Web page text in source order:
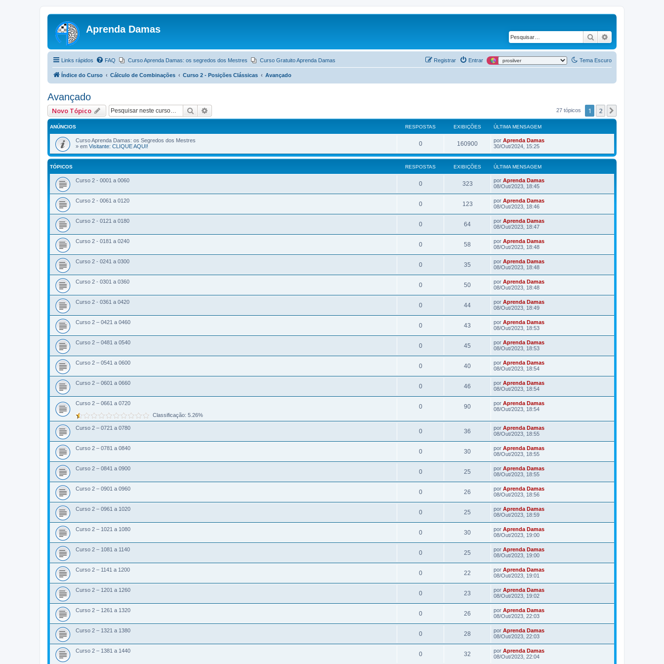
Aprenda Damas
Pesquisar
Links rápidos Tema Escuro
FAQ Curso Aprenda Damas: os segredos dos Mestres Curso Gratuito Aprenda Damas Entrar
Registrar
Índice do Curso Cálculo de Combinações Curso 2 - Posições Clássicas Avançado
Avançado
Novo Tópico Pesquisar 27 tópicos 1 2
ANÚNCIOS RESPOSTAS EXIBIÇÕES ÚLTIMA MENSAGEM
Curso Aprenda Damas: os Segredos dos Mestres
» em Visitante: CLIQUE AQUI! 0 160900 por Aprenda Damas
30/Out/2024, 15:25
TÓPICOS RESPOSTAS EXIBIÇÕES ÚLTIMA MENSAGEM
Curso 2 - 0001 a 0060 0 323 por Aprenda Damas
08/Out/2023, 18:45
Curso 2 - 0061 a 0120 0 123 por Aprenda Damas
08/Out/2023, 18:46
Curso 2 - 0121 a 0180 0 64 por Aprenda Damas
08/Out/2023, 18:47
Curso 2 - 0181 a 0240 0 58 por Aprenda Damas
08/Out/2023, 18:48
Curso 2 - 0241 a 0300 0 35 por Aprenda Damas
08/Out/2023, 18:48
Curso 2 - 0301 a 0360 0 50 por Aprenda Damas
08/Out/2023, 18:48
Curso 2 - 0361 a 0420 0 44 por Aprenda Damas
08/Out/2023, 18:49
Curso 2 – 0421 a 0460 0 43 por Aprenda Damas
08/Out/2023, 18:53
Curso 2 – 0481 a 0540 0 45 por Aprenda Damas
08/Out/2023, 18:53
Curso 2 – 0541 a 0600 0 40 por Aprenda Damas
08/Out/2023, 18:54
Curso 2 – 0601 a 0660 0 46 por Aprenda Damas
08/Out/2023, 18:54
Curso 2 – 0661 a 0720
Classificação: 5.26%
0 90 por Aprenda Damas
08/Out/2023, 18:54
Curso 2 – 0721 a 0780 0 36 por Aprenda Damas
08/Out/2023, 18:55
Curso 2 – 0781 a 0840 0 30 por Aprenda Damas
08/Out/2023, 18:55
Curso 2 – 0841 a 0900 0 25 por Aprenda Damas
08/Out/2023, 18:55
Curso 2 – 0901 a 0960 0 26 por Aprenda Damas
08/Out/2023, 18:56
Curso 2 – 0961 a 1020 0 25 por Aprenda Damas
08/Out/2023, 18:59
Curso 2 – 1021 a 1080 0 30 por Aprenda Damas
08/Out/2023, 19:00
Curso 2 – 1081 a 1140 0 25 por Aprenda Damas
08/Out/2023, 19:00
Curso 2 – 1141 a 1200 0 22 por Aprenda Damas
08/Out/2023, 19:01
Curso 2 – 1201 a 1260 0 23 por Aprenda Damas
08/Out/2023, 19:02
Curso 2 – 1261 a 1320 0 26 por Aprenda Damas
08/Out/2023, 22:03
Curso 2 – 1321 a 1380 0 28 por Aprenda Damas
08/Out/2023, 22:03
Curso 2 – 1381 a 1440 0 32 por Aprenda Damas
08/Out/2023, 22:04